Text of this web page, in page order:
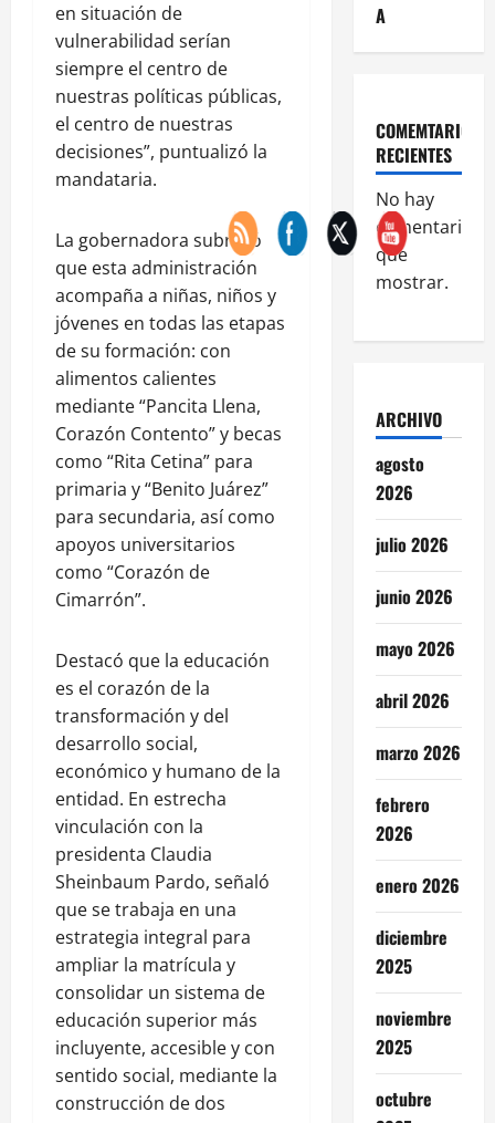
en situación de
vulnerabilidad serían
siempre el centro de
nuestras políticas públicas,
el centro de nuestras
decisiones”, puntualizó la
mandataria.
La gobernadora subrayó
que esta administración
acompaña a niñas, niños y
jóvenes en todas las etapas
de su formación: con
alimentos calientes
mediante “Pancita Llena,
Corazón Contento” y becas
como “Rita Cetina” para
primaria y “Benito Juárez”
para secundaria, así como
apoyos universitarios
como “Corazón de
Cimarrón”.
Destacó que la educación
es el corazón de la
transformación y del
desarrollo social,
económico y humano de la
entidad. En estrecha
vinculación con la
presidenta Claudia
Sheinbaum Pardo, señaló
que se trabaja en una
estrategia integral para
ampliar la matrícula y
consolidar un sistema de
educación superior más
incluyente, accesible y con
sentido social, mediante la
construcción de dos
A
COMEMTARIOS
RECIENTES
No hay
comentarios
que
mostrar.
ARCHIVO
agosto
2026
julio 2026
junio 2026
mayo 2026
abril 2026
marzo 2026
febrero
2026
enero 2026
diciembre
2025
noviembre
2025
octubre